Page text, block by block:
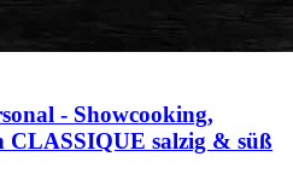
- Showcooking,
CLASSIQUE salzig & süß